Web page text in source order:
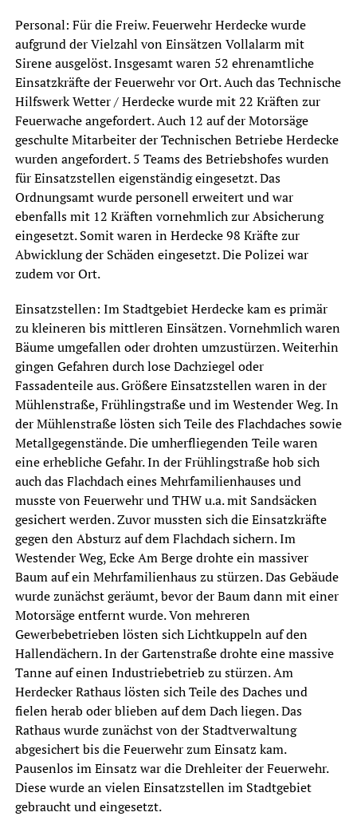
Personal: Für die Freiw. Feuerwehr Herdecke wurde
aufgrund der Vielzahl von Einsätzen Vollalarm mit
Sirene ausgelöst. Insgesamt waren 52 ehrenamtliche
Einsatzkräfte der Feuerwehr vor Ort. Auch das Technische
Hilfswerk Wetter / Herdecke wurde mit 22 Kräften zur
Feuerwache angefordert. Auch 12 auf der Motorsäge
geschulte Mitarbeiter der Technischen Betriebe Herdecke
wurden angefordert. 5 Teams des Betriebshofes wurden
für Einsatzstellen eigenständig eingesetzt. Das
Ordnungsamt wurde personell erweitert und war
ebenfalls mit 12 Kräften vornehmlich zur Absicherung
eingesetzt. Somit waren in Herdecke 98 Kräfte zur
Abwicklung der Schäden eingesetzt. Die Polizei war
zudem vor Ort.
Einsatzstellen: Im Stadtgebiet Herdecke kam es primär
zu kleineren bis mittleren Einsätzen. Vornehmlich waren
Bäume umgefallen oder drohten umzustürzen. Weiterhin
gingen Gefahren durch lose Dachziegel oder
Fassadenteile aus. Größere Einsatzstellen waren in der
Mühlenstraße, Frühlingstraße und im Westender Weg. In
der Mühlenstraße lösten sich Teile des Flachdaches sowie
Metallgegenstände. Die umherfliegenden Teile waren
eine erhebliche Gefahr. In der Frühlingstraße hob sich
auch das Flachdach eines Mehrfamilienhauses und
musste von Feuerwehr und THW u.a. mit Sandsäcken
gesichert werden. Zuvor mussten sich die Einsatzkräfte
gegen den Absturz auf dem Flachdach sichern. Im
Westender Weg, Ecke Am Berge drohte ein massiver
Baum auf ein Mehrfamilienhaus zu stürzen. Das Gebäude
wurde zunächst geräumt, bevor der Baum dann mit einer
Motorsäge entfernt wurde. Von mehreren
Gewerbebetrieben lösten sich Lichtkuppeln auf den
Hallendächern. In der Gartenstraße drohte eine massive
Tanne auf einen Industriebetrieb zu stürzen. Am
Herdecker Rathaus lösten sich Teile des Daches und
fielen herab oder blieben auf dem Dach liegen. Das
Rathaus wurde zunächst von der Stadtverwaltung
abgesichert bis die Feuerwehr zum Einsatz kam.
Pausenlos im Einsatz war die Drehleiter der Feuerwehr.
Diese wurde an vielen Einsatzstellen im Stadtgebiet
gebraucht und eingesetzt.